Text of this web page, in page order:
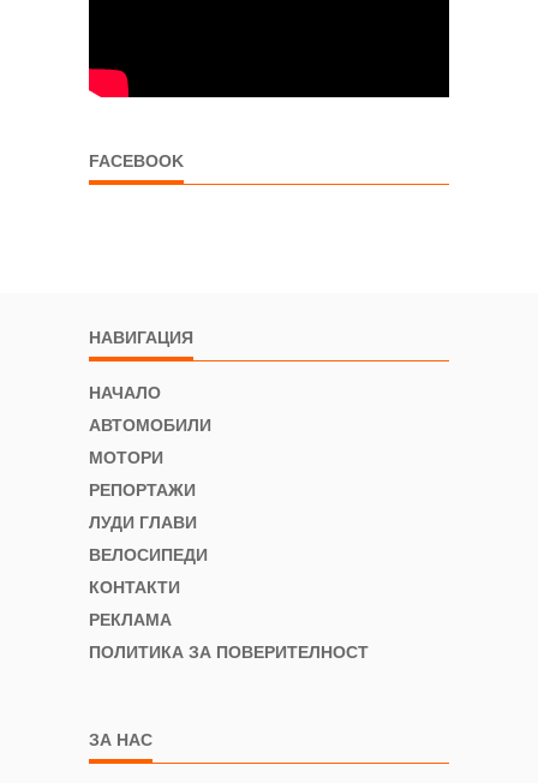
FACEBOOK
НАВИГАЦИЯ
НАЧАЛО
АВТОМОБИЛИ
МОТОРИ
РЕПОРТАЖИ
ЛУДИ ГЛАВИ
ВЕЛОСИПЕДИ
КОНТАКТИ
РЕКЛАМА
ПОЛИТИКА ЗА ПОВЕРИТЕЛНОСТ
ЗА НАС